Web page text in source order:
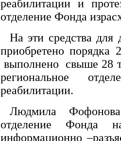
реабилитации и
отделение Фонда
На эти средства для
приобретено порядка
выполнено
свыше 28
региональное
реабилитации.
Людмила
отделение Фонда
информационно